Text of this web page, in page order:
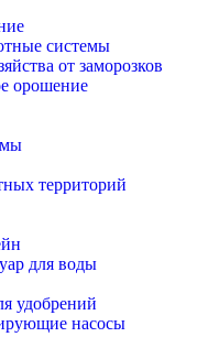
системы
от заморозков
орошение
территорий
для воды
удобрений
насосы